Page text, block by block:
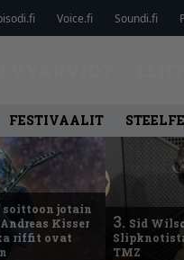
Voice.fi Soundi.fi
FESTIVAALIT
soittoon jotain
Kisser
riffit ovat
3. Sid
TMZ